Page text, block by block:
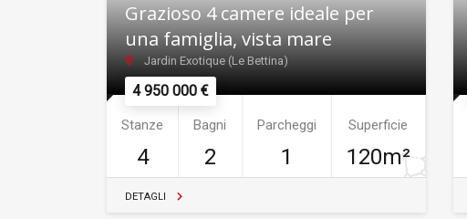
4 950 000 €
Grazioso 4 camere ideale per
una famiglia, vista mare
Jardin Exotique (Le Bettina)
Stanze
4
Bagni
2
Parcheggi
1
Superficie
120m²
DETAGLI